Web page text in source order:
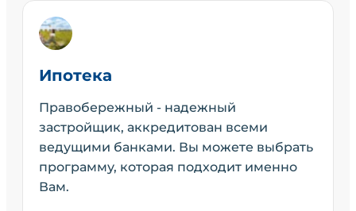
Ипотека
Правобережный - надежный
застройщик, аккредитован всеми
ведущими банками. Вы можете выбрать
программу, которая подходит именно
Вам.